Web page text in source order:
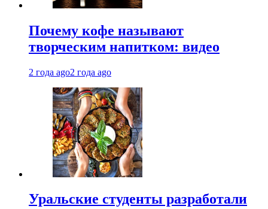
Почему кофе называют
творческим напитком: видео
2 года ago2 года ago
Уральские студенты разработали